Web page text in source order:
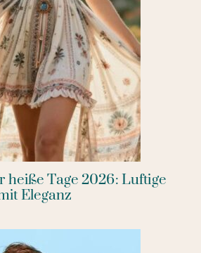
heiße Tage 2026: Luftige
Eleganz